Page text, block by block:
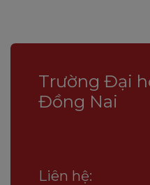
Trường Đại
Đồng Nai
Liên hệ: